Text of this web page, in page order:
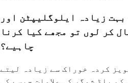
زیادہ ایلوگلیپٹن اور
کر لوں تو مجھے کیا کرنا
چاہیے؟
کردہ خوراک سے زیادہ لیتے
بلڈ شوگر کی علامات جیسے کہ